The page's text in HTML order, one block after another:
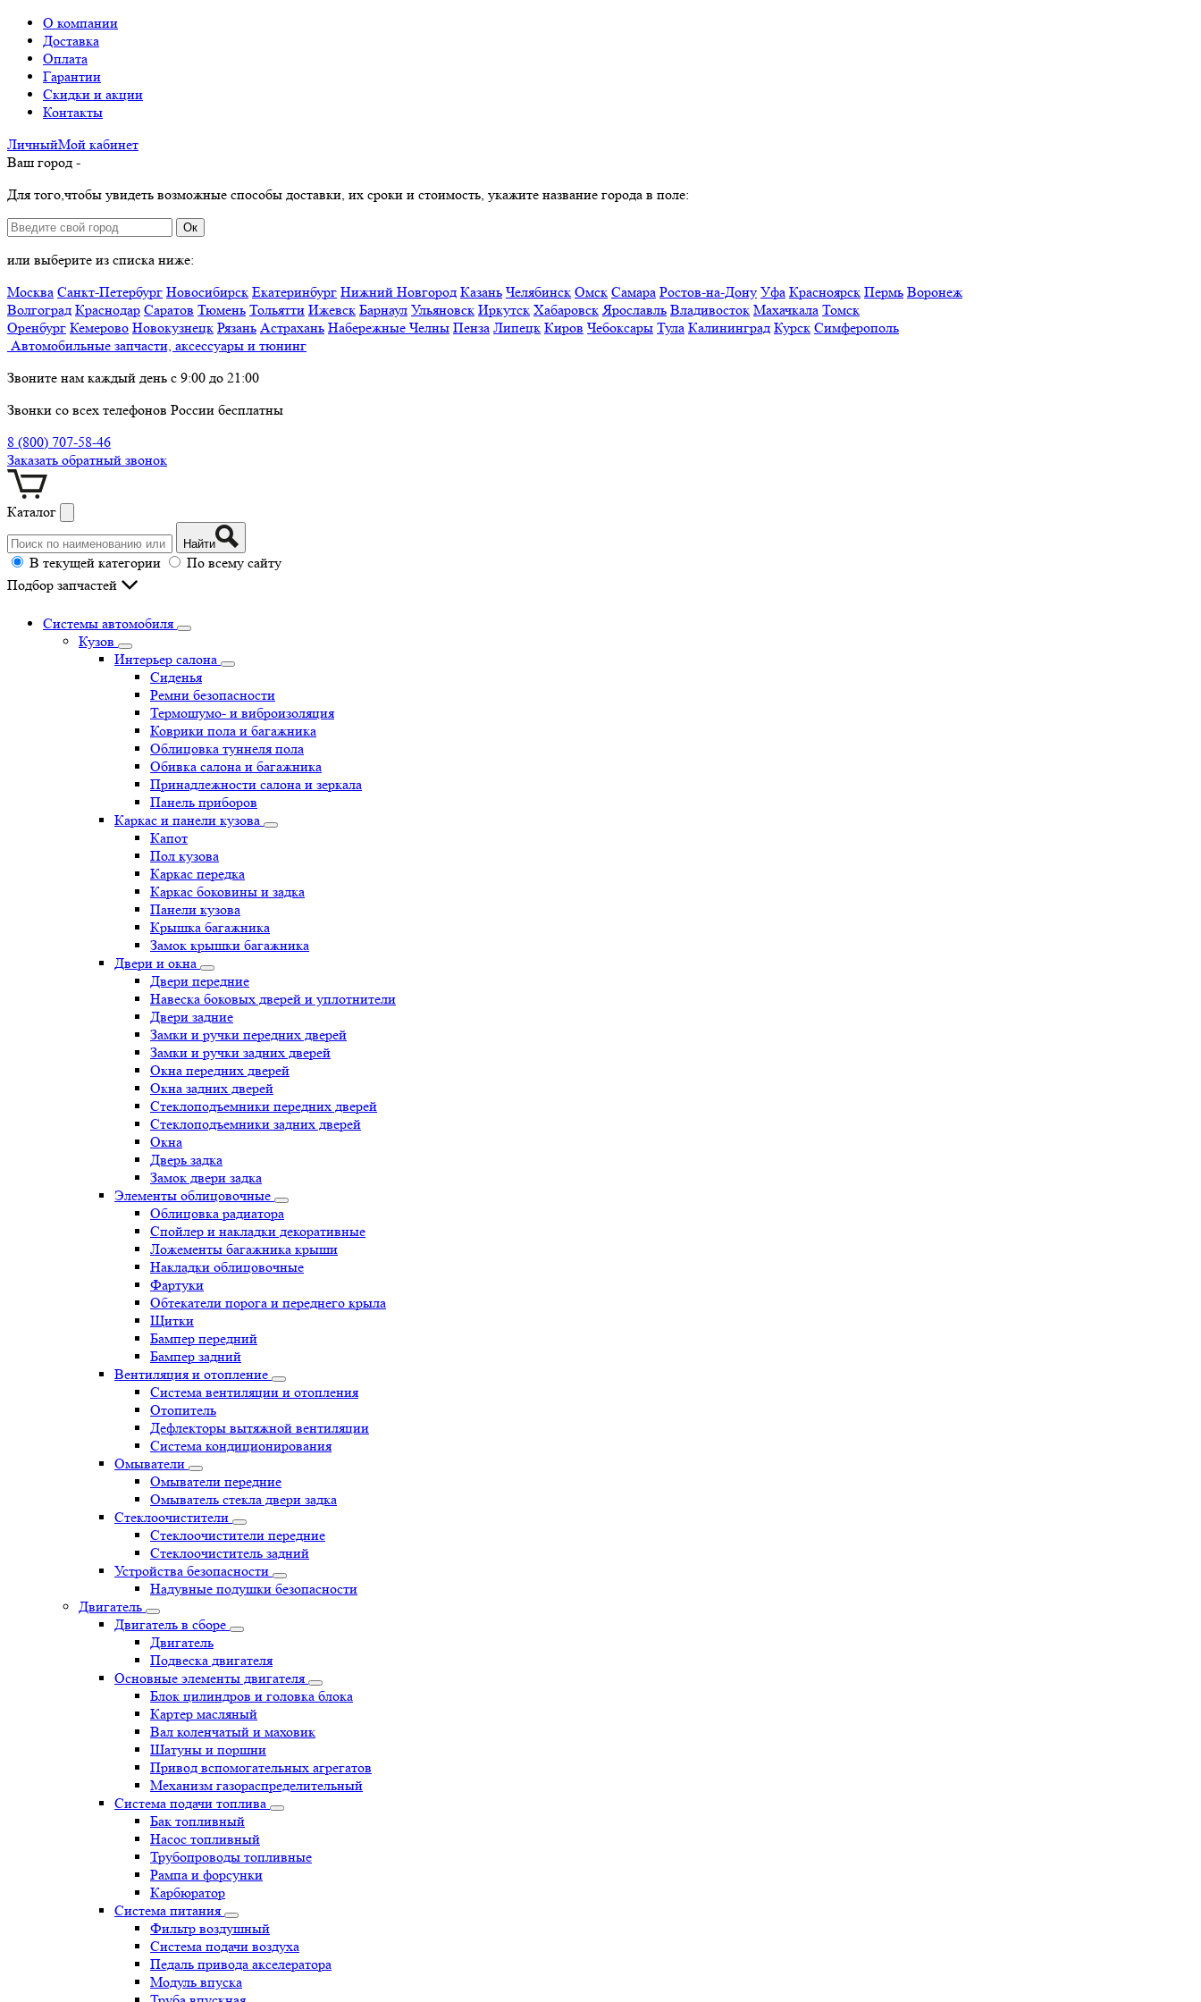
О компании
Доставка
Оплата
Гарантии
Скидки и акции
Контакты
ЛичныйМой кабинет
Ваш город -
Для того,чтобы увидеть возможные способы доставки, их сроки и стоимость, укажите название города в поле:
Ок
или выберите из списка ниже:
Москва Санкт-Петербург Новосибирск Екатеринбург Нижний Новгород Казань Челябинск Омск Самара Ростов-на-Дону Уфа Красноярск Пермь Воронеж
Волгоград Краснодар Саратов Тюмень Тольятти Ижевск Барнаул Ульяновск Иркутск Хабаровск Ярославль Владивосток Махачкала Томск
Оренбург Кемерово Новокузнецк Рязань Астрахань Набережные Челны Пенза Липецк Киров Чебоксары Тула Калининград Курск Симферополь
Автомобильные запчасти, аксессуары и тюнинг
Звоните нам каждый день с 9:00 до 21:00
Звонки со всех телефонов России бесплатны
8 (800) 707-58-46
Заказать обратный звонок
Каталог
Найти
В текущей категории
По всему сайту
Подбор запчастей
Системы автомобиля
Кузов
Интерьер салона
Сиденья
Ремни безопасности
Термошумо- и виброизоляция
Коврики пола и багажника
Облицовка туннеля пола
Обивка салона и багажника
Принадлежности салона и зеркала
Панель приборов
Каркас и панели кузова
Капот
Пол кузова
Каркас передка
Каркас боковины и задка
Панели кузова
Крышка багажника
Замок крышки багажника
Двери и окна
Двери передние
Навеска боковых дверей и уплотнители
Двери задние
Замки и ручки передних дверей
Замки и ручки задних дверей
Окна передних дверей
Окна задних дверей
Стеклоподъемники передних дверей
Стеклоподъемники задних дверей
Окна
Дверь задка
Замок двери задка
Элементы облицовочные
Облицовка радиатора
Спойлер и накладки декоративные
Ложементы багажника крыши
Накладки облицовочные
Фартуки
Обтекатели порога и переднего крыла
Щитки
Бампер передний
Бампер задний
Вентиляция и отопление
Система вентиляции и отопления
Отопитель
Дефлекторы вытяжной вентиляции
Система кондиционирования
Омыватели
Омыватели передние
Омыватель стекла двери задка
Стеклоочистители
Стеклоочистители передние
Стеклоочиститель задний
Устройства безопасности
Надувные подушки безопасности
Двигатель
Двигатель в сборе
Двигатель
Подвеска двигателя
Основные элементы двигателя
Блок цилиндров и головка блока
Картер масляный
Вал коленчатый и маховик
Шатуны и поршни
Привод вспомогательных агрегатов
Механизм газораспределительный
Система подачи топлива
Бак топливный
Насос топливный
Трубопроводы топливные
Рампа и форсунки
Карбюратор
Система питания
Фильтр воздушный
Система подачи воздуха
Педаль привода акселератора
Модуль впуска